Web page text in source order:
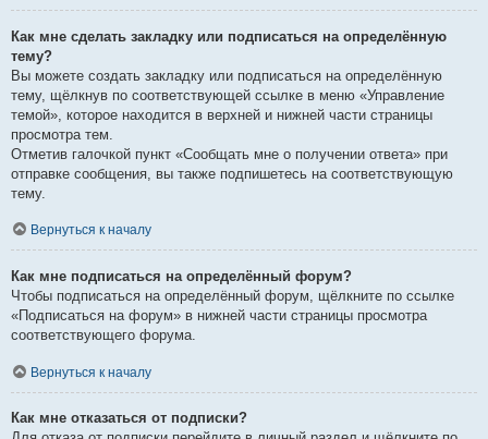
Как мне сделать закладку или подписаться на определённую
тему?
Вы можете создать закладку или подписаться на определённую
тему, щёлкнув по соответствующей ссылке в меню «Управление
темой», которое находится в верхней и нижней части страницы
просмотра тем.
Отметив галочкой пункт «Сообщать мне о получении ответа» при
отправке сообщения, вы также подпишетесь на соответствующую
тему.
Вернуться к началу
Как мне подписаться на определённый форум?
Чтобы подписаться на определённый форум, щёлкните по ссылке
«Подписаться на форум» в нижней части страницы просмотра
соответствующего форума.
Вернуться к началу
Как мне отказаться от подписки?